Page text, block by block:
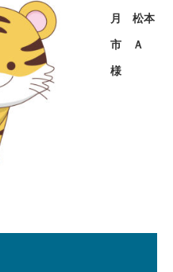
月 松本
市 Ａ
様